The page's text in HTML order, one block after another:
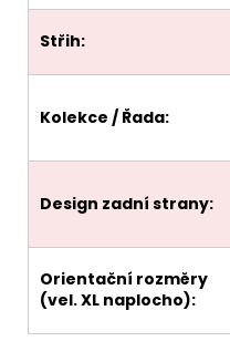
Střih:
Kolekce / Řada:
Design zadní strany:
Orientační rozměry
(vel. XL naplocho):